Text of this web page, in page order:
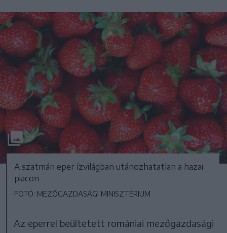
A szatmári eper ízvilágban utánozhatatlan a hazai
piacon
FOTÓ: MEZŐGAZDASÁGI MINISZTÉRIUM
Az eperrel beültetett romániai mezőgazdasági